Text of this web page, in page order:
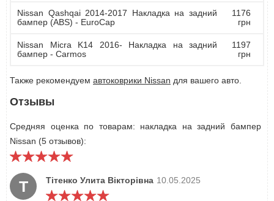
Nissan Qashqai 2014-2017 Накладка на задний
бампер (ABS) - EuroCap
1176
грн
Nissan Micra K14 2016- Накладка на задний
бампер - Carmos
1197
грн
Также рекомендуем автоковрики Nissan для вашего авто.
Отзывы
Средняя оценка по товарам: накладка на задний бампер
Nissan (5 отзывов):
Т Тітенко Улита Вікторівна 10.05.2025